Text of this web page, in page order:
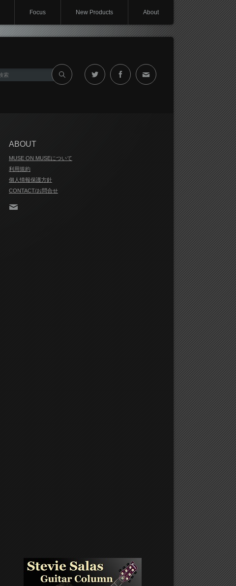
Focus New Products About
Twitter Facebook Contact
ABOUT
MUSE ON MUSEについて
利用規約
個人情報保護方針
CONTACT/お問合せ